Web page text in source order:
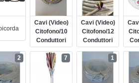
Cavi (video)
Citofono/10
Conduttori
Cavi (video)
Citofono/12
Conduttori
2 7 1